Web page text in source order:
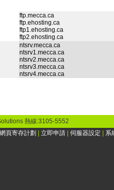
ftp.mecca.ca
ftp.ehosting.ca
ftp1.ehosting.ca
ftp2.ehosting.ca
ntsrv.mecca.ca
ntsrv1.mecca.ca
ntsrv2.mecca.ca
ntsrv3.mecca.ca
ntsrv4.mecca.ca
熱線:3105-5552
網頁寄存計劃 立即申請 伺服器設定 系